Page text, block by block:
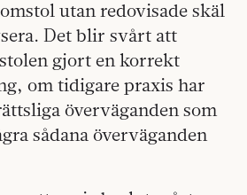
utan redovisade skäl
Det blir svårt att
gjort en korrekt
om tidigare praxis har
överväganden som
sådana överväganden